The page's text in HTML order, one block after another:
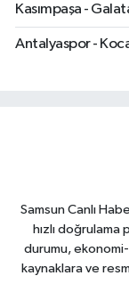
Kasımpaşa -
Antalyaspor -
Samsun Canlı
hızlı
durumu,
kaynaklara ve